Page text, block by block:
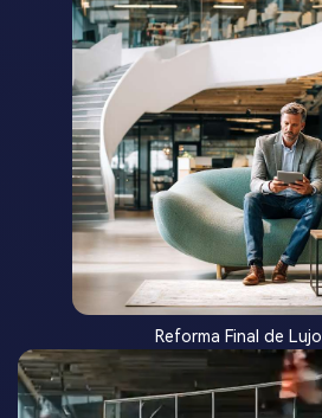
Reforma Final de Lujo